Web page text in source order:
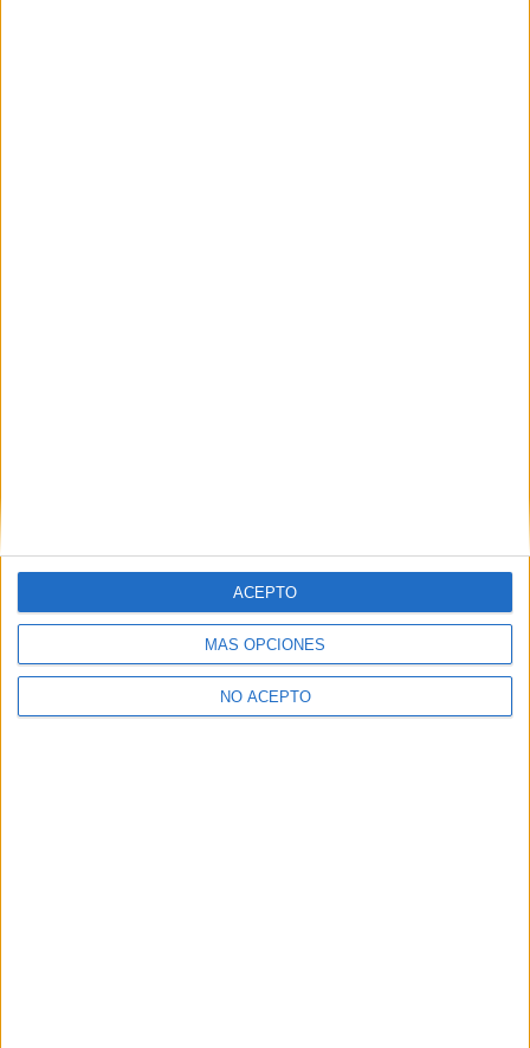
MÁS OPCIONES
NO ACEPTO
ACEPTO
+